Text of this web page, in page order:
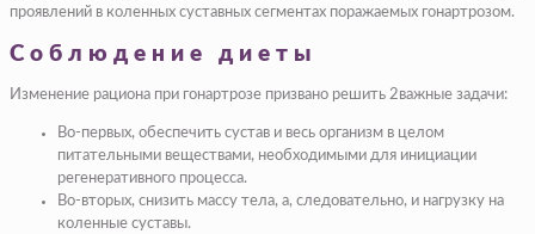
проявлений в коленных суставных сегментах поражаемых гонартрозом.
Соблюдение диеты
Изменение рациона при гонартрозе призвано решить 2важные задачи:
Во-первых, обеспечить сустав и весь организм в целом
питательными веществами, необходимыми для инициации
регенеративного процесса.
Во-вторых, снизить массу тела, а, следовательно, и нагрузку на
коленные суставы.